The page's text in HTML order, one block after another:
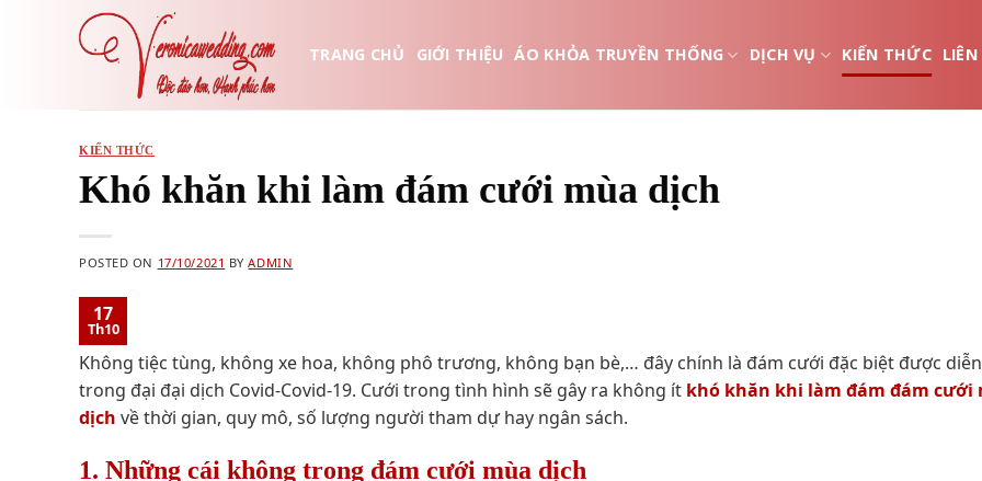
TRANG CHỦ GIỚI THIỆU ÁO KHỎA TRUYỀN THỐNG DỊCH VỤ KIẾN THỨC LIÊN
KIẾN THỨC
Khó khăn khi làm đám cưới mùa dịch
POSTED ON 17/10/2021 BYADMIN
17
Th10
Không tiệc tùng, không xe hoa, không phô trương, không bạn bè,… đây chính là đám cưới đặc biệt được
trong đại đại dịch Covid-Covid-19. Cưới trong tình hình sẽ gây ra không ít khó khăn khi làm đám đám cưới
dịch về thời gian, quy mô, số lượng người tham dự hay ngân sách.
1. Những cái không trong đám cưới mùa dịch